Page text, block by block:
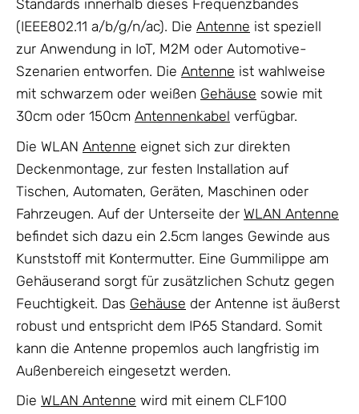
Standards innerhalb dieses Frequenzbandes
(IEEE802.11 a/b/g/n/ac). Die Antenne ist speziell
zur Anwendung in IoT, M2M oder Automotive-
Szenarien entworfen. Die Antenne ist wahlweise
mit schwarzem oder weißen Gehäuse sowie mit
30cm oder 150cm Antennenkabel verfügbar.
Die WLAN Antenne eignet sich zur direkten
Deckenmontage, zur festen Installation auf
Tischen, Automaten, Geräten, Maschinen oder
Fahrzeugen. Auf der Unterseite der WLAN Antenne
befindet sich dazu ein 2.5cm langes Gewinde aus
Kunststoff mit Kontermutter. Eine Gummilippe am
Gehäuserand sorgt für zusätzlichen Schutz gegen
Feuchtigkeit. Das Gehäuse der Antenne ist äußerst
robust und entspricht dem IP65 Standard. Somit
kann die Antenne propemlos auch langfristig im
Außenbereich eingesetzt werden.
Die WLAN Antenne wird mit einem CLF100